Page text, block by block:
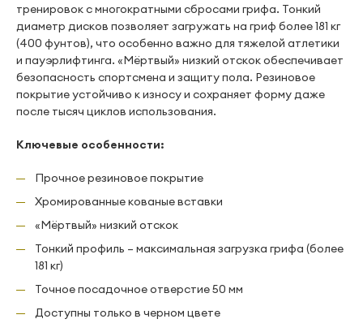
тренировок с многократными сбросами грифа. Тонкий
диаметр дисков позволяет загружать на гриф более 181 кг
(400 фунтов), что особенно важно для тяжелой атлетики
и пауэрлифтинга. «Мёртвый» низкий отскок обеспечивает
безопасность спортсмена и защиту пола. Резиновое
покрытие устойчиво к износу и сохраняет форму даже
после тысяч циклов использования.
Ключевые особенности:
Прочное резиновое покрытие
Хромированные кованые вставки
«Мёртвый» низкий отскок
Тонкий профиль – максимальная загрузка грифа (более
181 кг)
Точное посадочное отверстие 50 мм
Доступны только в черном цвете